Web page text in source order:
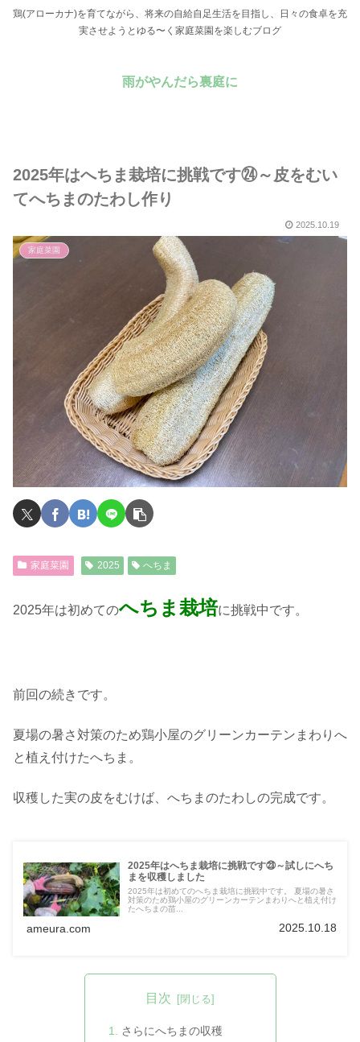
鶏(アローカナ)を育てながら、将来の自給自足生活を目指し、日々の食卓を充
実させようとゆる〜く家庭菜園を楽しむブログ
雨がやんだら裏庭に
2025年はへちま栽培に挑戦です㉔～皮をむい
てへちまのたわし作り
2025.10.19
家庭菜園
家庭菜園 2025 へちま
2025年は初めてのへちま栽培に挑戦中です。
前回の続きです。
夏場の暑さ対策のため鶏小屋のグリーンカーテンまわりへ
と植え付けたへちま。
収穫した実の皮をむけば、へちまのたわしの完成です。
2025年はへちま栽培に挑戦です㉓～試しにへち
まを収穫しました
2025年は初めてのへちま栽培に挑戦中です。 夏場の暑さ
対策のため鶏小屋のグリーンカーテンまわりへと植え付け
たへちまの苗...
ameura.com 2025.10.18
目次
さらにへちまの収穫